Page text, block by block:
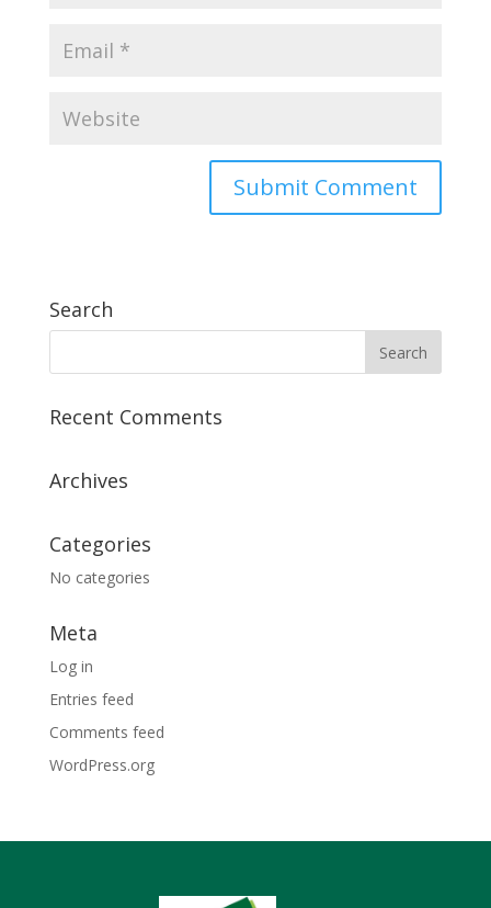
Search
Recent Comments
Archives
Categories
No categories
Meta
Log in
Entries feed
Comments feed
WordPress.org